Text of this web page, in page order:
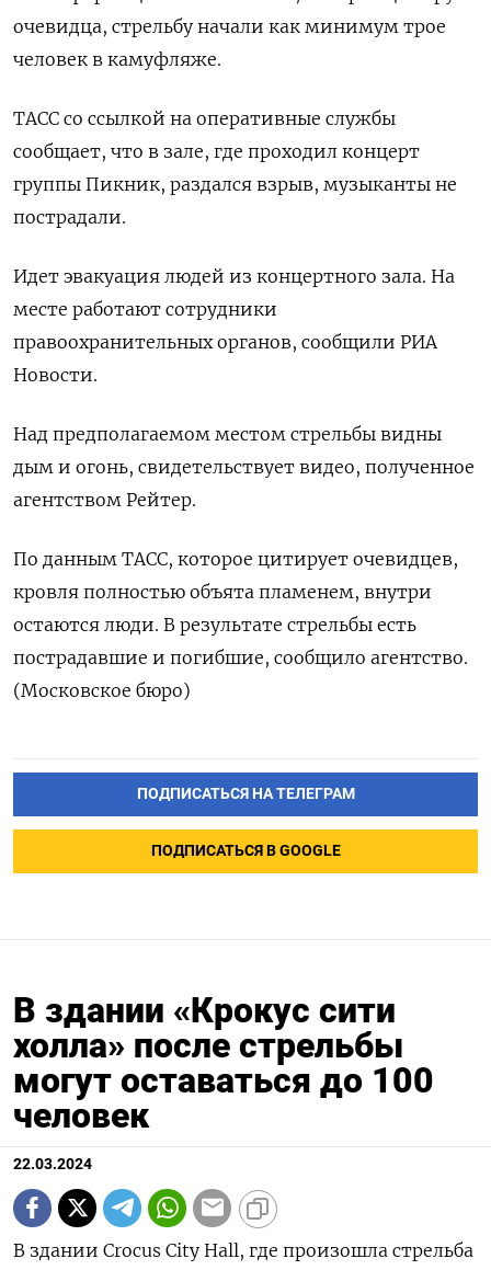
очевидца, стрельбу начали как минимум трое
человек в камуфляже.
ТАСС со ссылкой на оперативные службы
сообщает, что в зале, где проходил концерт
группы Пикник, раздался взрыв, музыканты не
пострадали.
Идет эвакуация людей из концертного зала. На
месте работают сотрудники
правоохранительных органов, сообщили РИА
Новости.
Над предполагаемом местом стрельбы видны
дым и огонь, свидетельствует видео, полученное
агентством Рейтер.
По данным ТАСС, которое цитирует очевидцев,
кровля полностью объята пламенем, внутри
остаются люди. В результате стрельбы есть
пострадавшие и погибшие, сообщило агентство.
(Московское бюро)
ПОДПИСАТЬСЯ НА ТЕЛЕГРАМ
ПОДПИСАТЬСЯ В GOOGLE
В здании «Крокус сити
холла» после стрельбы
могут оставаться до 100
человек
22.03.2024
В здании Crocus City Hall, где произошла стрельба